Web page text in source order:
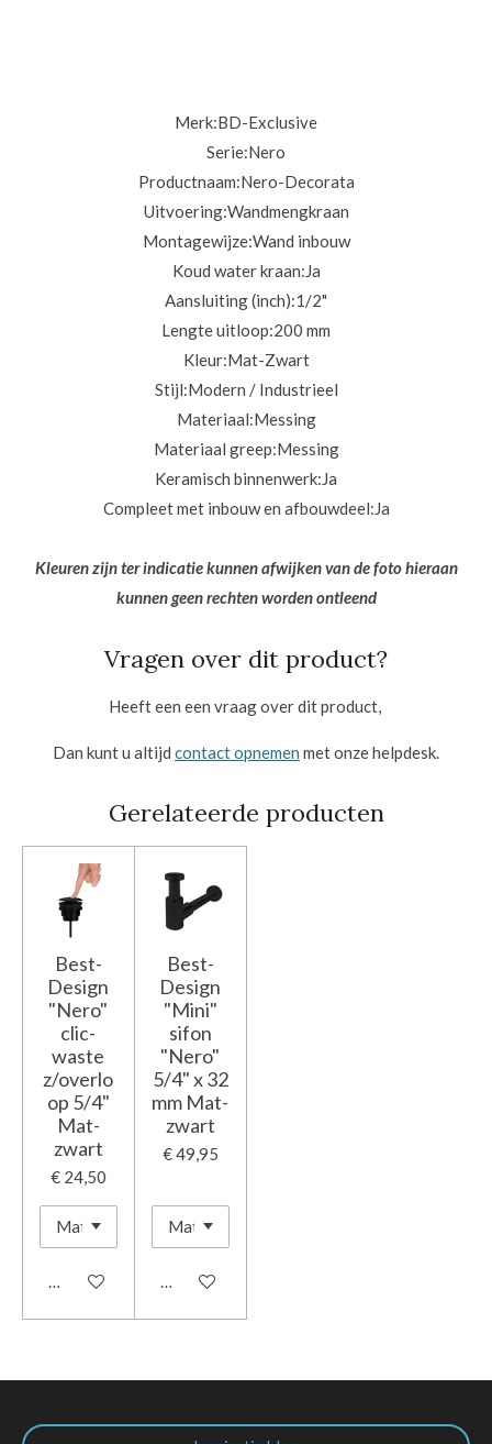
Merk:BD-Exclusive
Serie:Nero
Productnaam:Nero-Decorata
Uitvoering:Wandmengkraan
Montagewijze:Wand inbouw
Koud water kraan:Ja
Aansluiting (inch):1/2"
Lengte uitloop:200 mm
Kleur:Mat-Zwart
Stijl:Modern / Industrieel
Materiaal:Messing
Materiaal greep:Messing
Keramisch binnenwerk:Ja
Compleet met inbouw en afbouwdeel:Ja
Kleuren zijn ter indicatie kunnen afwijken van de foto hieraan
kunnen geen rechten worden ontleend
Vragen over dit product?
Heeft een een vraag over dit product,
Dan kunt u altijd contact opnemen met onze helpdesk.
Gerelateerde producten
Best-
Design
"Nero"
clic-
waste
z/overlo
op 5/4"
Mat-
zwart
€ 24,50
In winkelwagen
Best-
Design
"Mini"
sifon
"Nero"
5/4" x 32
mm Mat-
zwart
€ 49,95
In winkelwagen